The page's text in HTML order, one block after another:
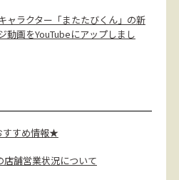
ャラクター「またたびくん」の新
動画をYouTubeにアップしまし
すめ情報★
店舗営業状況について